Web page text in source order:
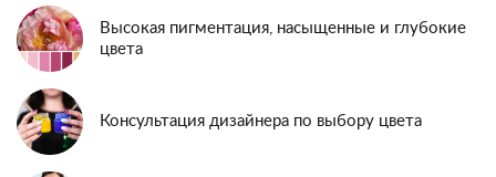
Высокая пигментация, насыщенные и глубокие
цвета
Консультация дизайнера по выбору цвета